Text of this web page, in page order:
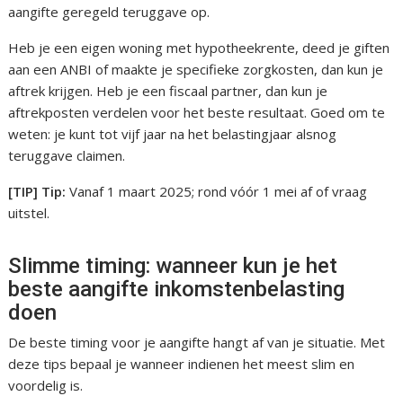
aangifte geregeld teruggave op.
Heb je een eigen woning met hypotheekrente, deed je giften
aan een ANBI of maakte je specifieke zorgkosten, dan kun je
aftrek krijgen. Heb je een fiscaal partner, dan kun je
aftrekposten verdelen voor het beste resultaat. Goed om te
weten: je kunt tot vijf jaar na het belastingjaar alsnog
teruggave claimen.
[TIP] Tip: Vanaf 1 maart 2025; rond vóór 1 mei af of vraag
uitstel.
Slimme timing: wanneer kun je het
beste aangifte inkomstenbelasting
doen
De beste timing voor je aangifte hangt af van je situatie. Met
deze tips bepaal je wanneer indienen het meest slim en
voordelig is.